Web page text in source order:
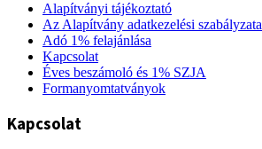
Alapítványi tájékoztató
Az Alapítvány adatkezelési szabályzata
Adó 1% felajánlása
Kapcsolat
Éves beszámoló és 1% SZJA
Formanyomtatványok
Kapcsolat